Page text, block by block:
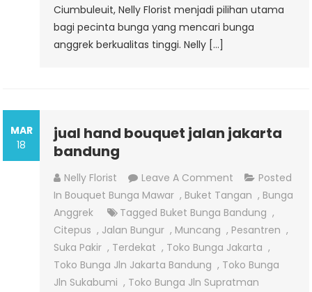
Ciumbuleuit, Nelly Florist menjadi pilihan utama
bagi pecinta bunga yang mencari bunga
anggrek berkualitas tinggi. Nelly […]
MAR
18
jual hand bouquet jalan jakarta
bandung
Nelly Florist Leave A Comment On
Jual
Hand
Bouquet
Jalan
Jakarta
Bandung
Posted
In Bouquet Bunga Mawar , Buket Tangan , Bunga
Anggrek
Tagged Buket Bunga Bandung ,
Citepus , Jalan Bungur , Muncang , Pesantren ,
Suka Pakir , Terdekat , Toko Bunga Jakarta ,
Toko Bunga Jln Jakarta Bandung , Toko Bunga
Jln Sukabumi , Toko Bunga Jln Supratman